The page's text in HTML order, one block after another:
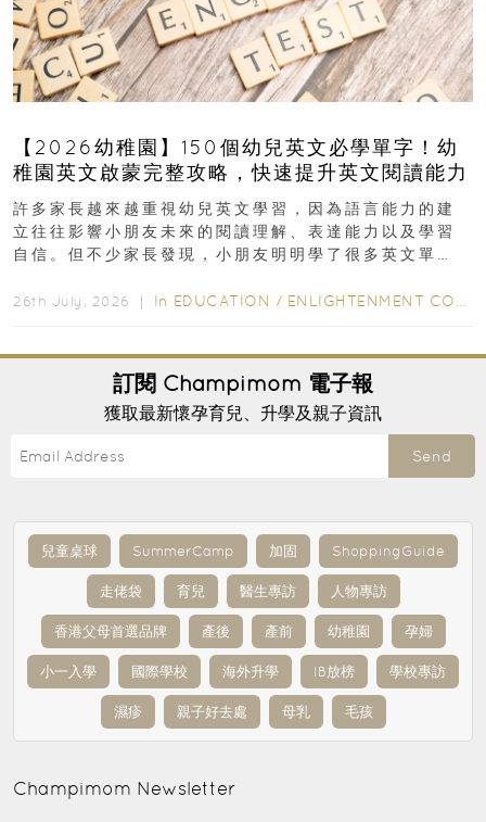
【2026幼稚園】150個幼兒英文必學單字！幼
稚園英文啟蒙完整攻略，快速提升英文閱讀能力
許多家長越來越重視幼兒英文學習，因為語言能力的建
立往往影響小朋友未來的閱讀理解、表達能力以及學習
自信。但不少家長發現，小朋友明明學了很多英文單
26th July, 2026 ｜ In EDUCATION / ENLIGHTENMENT CORNER
訂閱 Champimom 電子報
獲取最新懷孕育兒、升學及親子資訊
Send
兒童桌球 SummerCamp 加固 ShoppingGuide
走佬袋 育兒 醫生專訪 人物專訪
香港父母首選品牌 產後 產前 幼稚園 孕婦
小一入學 國際學校 海外升學 IB放榜 學校專訪
濕疹 親子好去處 母乳 毛孩
Champimom Newsletter